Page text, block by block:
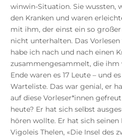
winwin-Situation. Sie wussten,
den Kranken und waren
mit ihm, der einst ein so großer
nicht unterhalten. Das
habe ich nach und nach einen
zusammengesammelt, die ihm
Ende waren es 17 Leute – und
Warteliste. Das war genial, er
auf diese Vorleser*innen
heute? Er hat sich selbst
hören wollte. Er hat sich
Vigoleis Thelen, «Die Insel des